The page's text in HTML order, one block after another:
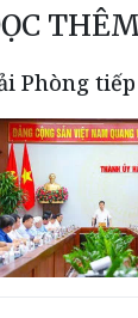
Phòng